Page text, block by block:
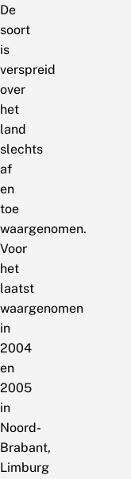
De
soort
is
verspreid
over
het
land
slechts
af
en
toe
waargenomen.
Voor
het
laatst
waargenomen
in
2004
en
2005
in
Noord-
Brabant,
Limburg